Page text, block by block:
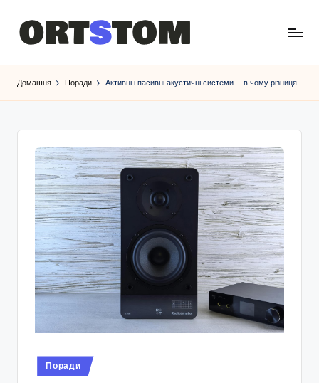
Домашня Поради Активні і пасивні акустичні системи – в чому різниця
Опубліковано
у
Поради